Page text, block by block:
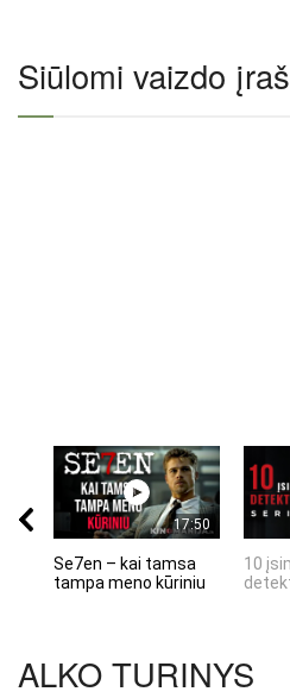
Siūlomi vaizdo
17:50
Se7en – kai tamsa
tampa meno kūriniu
10
ALKO TURINYS